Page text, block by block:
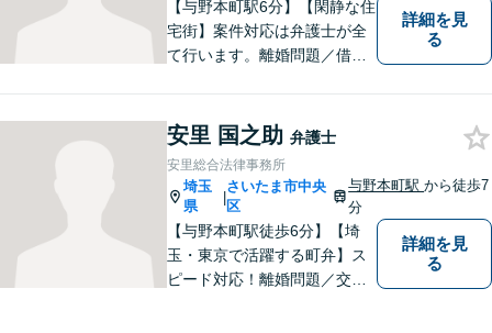
【与野本町駅6分】【閑静な住
宅街】案件対応は弁護士が全
て行います。離婚問題／借
速かつ丁寧な対応を心がけて
おりますので、お気軽にご相
談ください。【弁護士歴10年
以上】【初回相談30分無料】
詳細を見
る
安里 国之助 弁護士
安里総合法律事務所
埼玉
県
|
さいたま市中央
区
与野本町駅から徒歩7
分
【与野本町駅徒歩6分】【埼
玉・東京で活躍する町弁】ス
ピード対応！離婚問題／交通
詳細を見
る